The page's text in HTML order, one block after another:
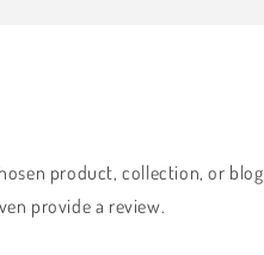
product, collection, or blog
provide a review.